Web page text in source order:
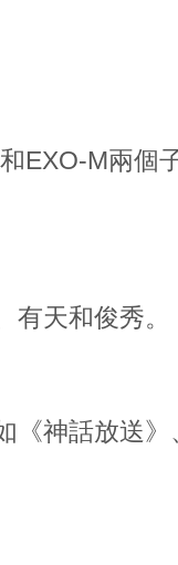
EXO-M兩個
天和俊秀。
《神話放送》